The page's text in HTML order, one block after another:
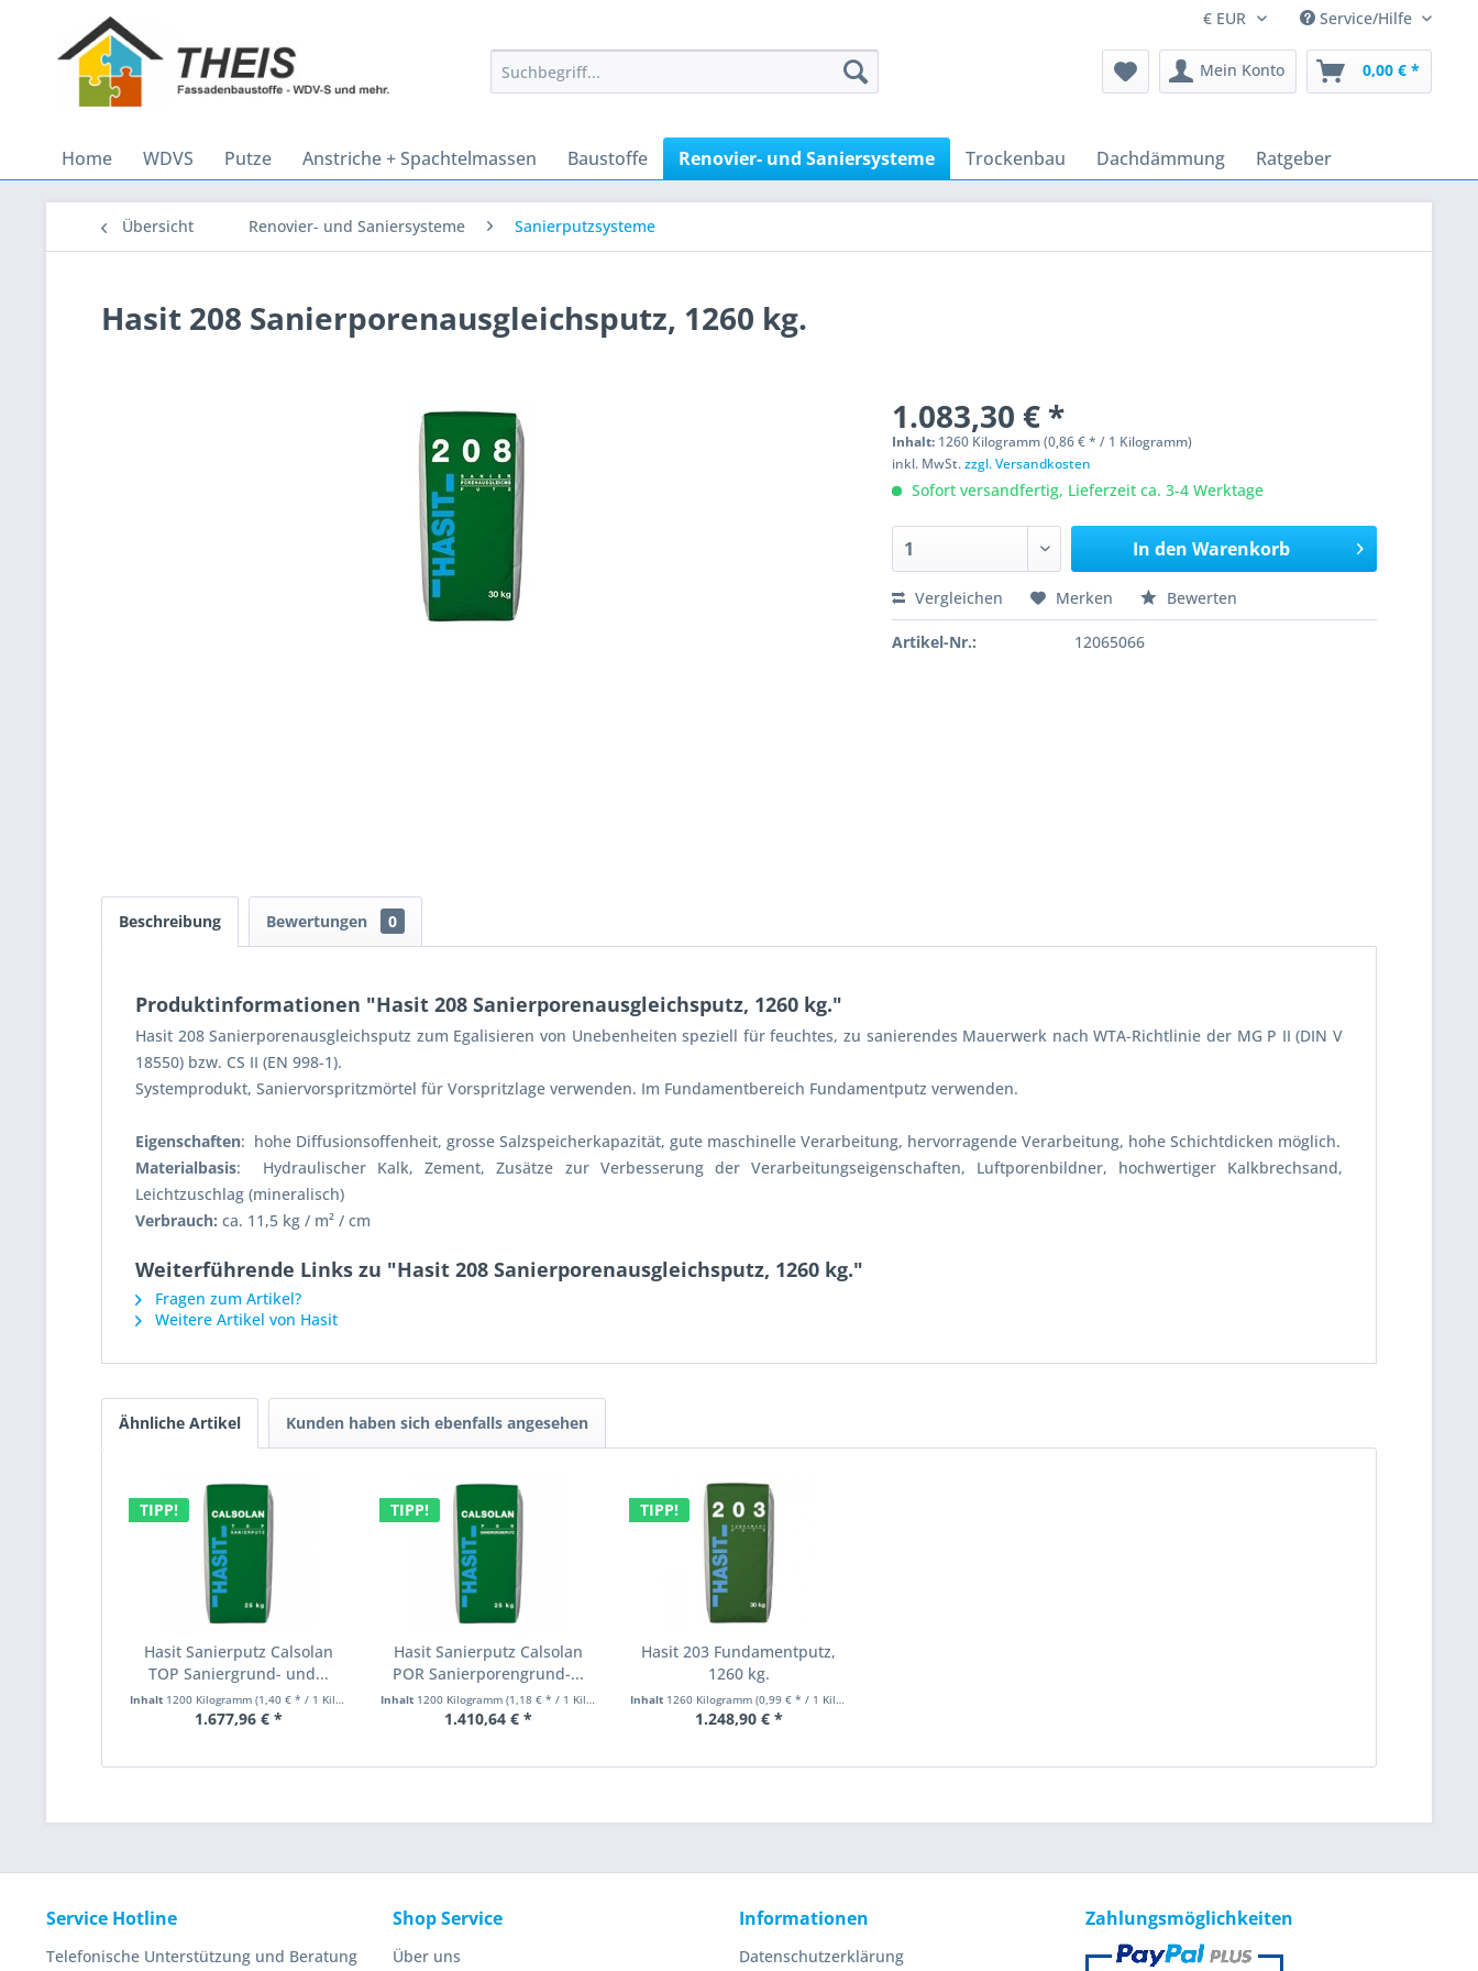
Service/Hilfe
Mein Konto 0,00 € *
Home WDVS Putze Anstriche + Spachtelmassen Baustoffe Renovier- und Saniersysteme Trockenbau Dachdämmung Ratgeber
Übersicht Renovier- und Saniersysteme Sanierputzsysteme
Hasit 208 Sanierporenausgleichsputz, 1260 kg.
1.083,30 € *
Inhalt: 1260 Kilogramm (0,86 € * / 1 Kilogramm)
inkl. MwSt.zzgl. Versandkosten
Sofort versandfertig, Lieferzeit ca. 3-4 Werktage
In den Warenkorb
Vergleichen Merken Bewerten
Artikel-Nr.: 12065066
Beschreibung Bewertungen 0
Produktinformationen "Hasit 208 Sanierporenausgleichsputz, 1260 kg."
Hasit 208 Sanierporenausgleichsputz zum Egalisieren von Unebenheiten speziell für feuchtes, zu sanierendes Mauerwerk nach WTA-Richtlinie der MG P II (DIN V
18550) bzw. CS II (EN 998-1).
Systemprodukt, Saniervorspritzmörtel für Vorspritzlage verwenden. Im Fundamentbereich Fundamentputz verwenden.
Eigenschaften: hohe Diffusionsoffenheit, grosse Salzspeicherkapazität, gute maschinelle Verarbeitung, hervorragende Verarbeitung, hohe Schichtdicken möglich.
Materialbasis: Hydraulischer Kalk, Zement, Zusätze zur Verbesserung der Verarbeitungseigenschaften, Luftporenbildner, hochwertiger Kalkbrechsand,
Leichtzuschlag (mineralisch)
Verbrauch: ca. 11,5 kg / m² / cm
Weiterführende Links zu "Hasit 208 Sanierporenausgleichsputz, 1260 kg."
Fragen zum Artikel?
Weitere Artikel von Hasit
Ähnliche Artikel Kunden haben sich ebenfalls angesehen
TIPP!
Hasit Sanierputz Calsolan
TOP Saniergrund- und...
Inhalt 1200 Kilogramm (1,40 € * / 1 Kilogramm)
1.677,96 € *
TIPP!
Hasit Sanierputz Calsolan
POR Sanierporengrund-...
Inhalt 1200 Kilogramm (1,18 € * / 1 Kilogramm)
1.410,64 € *
TIPP!
Hasit 203 Fundamentputz,
1260 kg.
Inhalt 1260 Kilogramm(0,99 € * / 1 Kilogramm)
1.248,90 € *
Service Hotline
Telefonische Unterstützung und Beratung
Shop Service
Über uns
Informationen
Datenschutzerklärung
Zahlungsmöglichkeiten